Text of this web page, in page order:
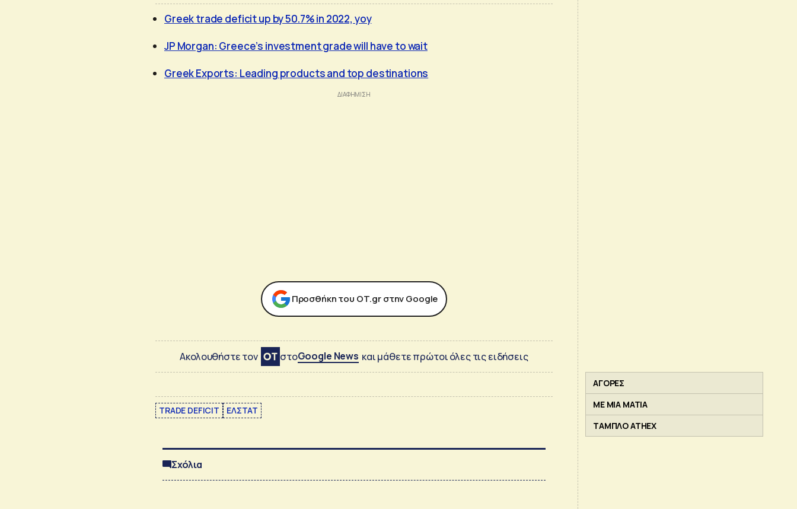
Greek trade deficit up by 50.7% in 2022, yoy
JP Morgan: Greece’s investment grade will have to wait
Greek Exports: Leading products and top destinations
Προσθήκη του ΟΤ.gr στην Google
Ακολουθήστε τον στοGoogle News και μάθετε πρώτοι όλες τις ειδήσεις
TRADE DEFICIT ΕΛΣΤΑΤ
Σχόλια
ΑΓΟΡΕΣ
ΜΕ ΜΙΑ ΜΑΤΙΑ
ΤΑΜΠΛΟ ATHEX